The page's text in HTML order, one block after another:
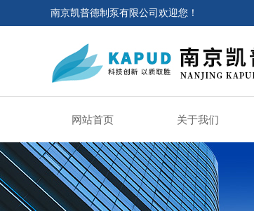
南京凯普德制泵有限公司欢迎您！
网站首页 关于我们